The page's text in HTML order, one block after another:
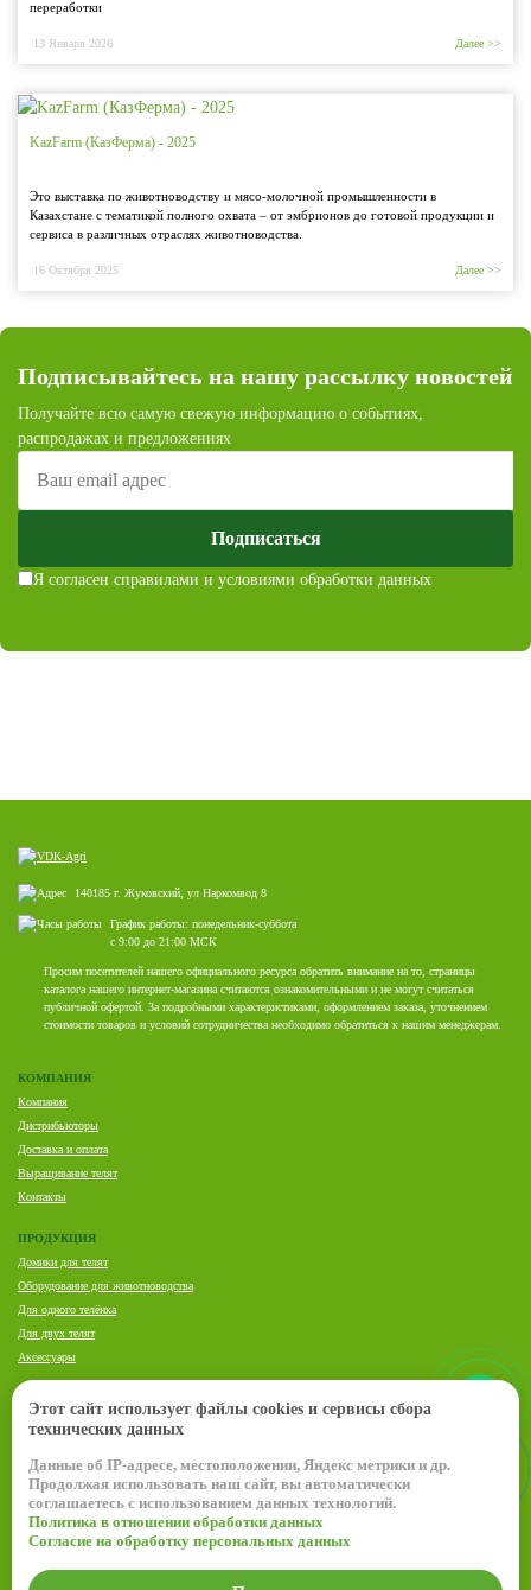
переработки
13 Января 2026 Далее >>
KazFarm (КазФерма) - 2025
Это выставка по животноводству и мясо-молочной промышленности в
Казахстане с тематикой полного охвата – от эмбрионов до готовой продукции и
сервиса в различных отраслях животноводства.
16 Октября 2025 Далее >>
Подписывайтесь на нашу рассылку новостей
Получайте всю самую свежую информацию о событиях,
распродажах и предложениях
Подписаться
Я согласен справилами и условиями обработки данных
140185 г. Жуковский, ул Наркомвод 8
График работы: понедельник-суббота
с 9:00 до 21:00 МСК
Просим посетителей нашего официального ресурса обратить внимание на то, страницы
каталога нашего интернет-магазина считаются ознакомительными и не могут считаться
публичной офертой. За подробными характеристиками, оформлением заказа, уточнением
стоимости товаров и условий сотрудничества необходимо обратиться к нашим менеджерам.
КОМПАНИЯ
Компания
Дистрибьюторы
Доставка и оплата
Выращивание телят
Контакты
ПРОДУКЦИЯ
Домики для телят
Оборудование для животноводства
Для одного телёнка
Для двух телят
Аксессуары
+7 (920) 636-21-38
ekomar-vdk@mail.ru
© 2026 VDK-Agri
Политика в отношении обработки данных Согласие на обработку персональных данных
Этот сайт использует файлы cookies и сервисы сбора
технических данных
Данные об IP-адресе, местоположении, Яндекс метрики и др.
Продолжая использовать наш сайт, вы автоматически
соглашаетесь с использованием данных технологий.
Политика в отношении обработки данных
Согласие на обработку персональных данных